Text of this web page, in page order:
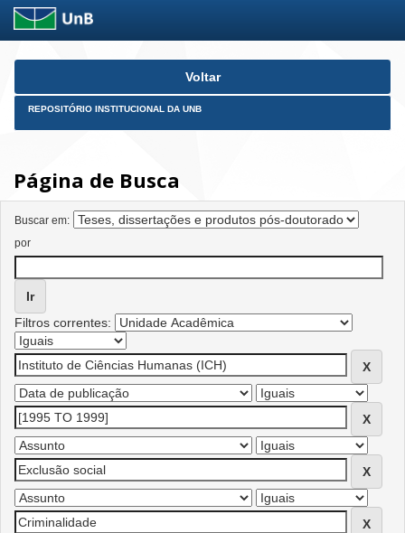
Skip
Voltar
REPOSITÓRIO INSTITUCIONAL DA UNB
Página de Busca
Buscar em:
por
Filtros correntes: